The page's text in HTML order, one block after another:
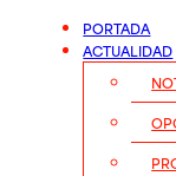
PORTADA
ACTUALIDAD